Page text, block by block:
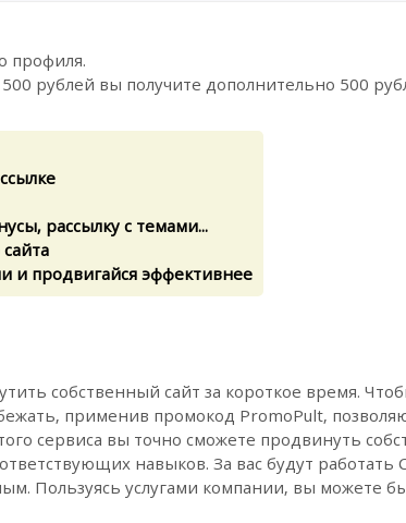
профиля.
рублей вы получите дополнительно 500
рассылку с темами...
и продвигайся эффективнее
собственный сайт за короткое время.
применив промокод PromoPult,
сервиса вы точно сможете продвинуть
навыков. За вас будут
Пользуясь услугами компании, вы можете